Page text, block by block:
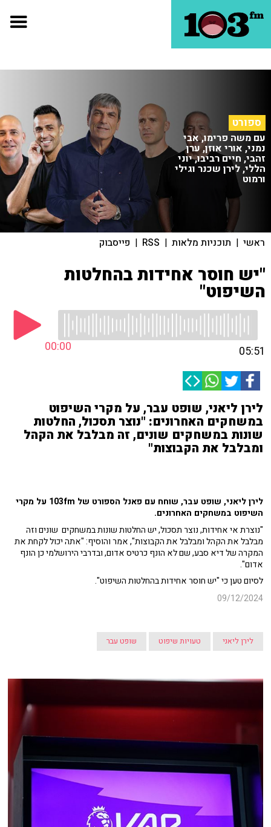
ספורט
עם משה פרימו, אבי
נמני, אורי אוזן, ערן
זהבי, חיים רביבו, יוני
הללי, לירן שכנר וגילי
ורמוט
ראשי | תוכניות מלאות |
RSS
| פייסבוק
"יש חוסר אחידות בהחלטות
השיפוט"
00:00 05:51
לירן ליאני, שופט עבר, על מקרי השיפוט
במשחקים האחרונים: "נוצר תסכול, החלטות
שונות במשחקים שונים, זה מבלבל את הקהל
ומבלבל את הקבוצות"
לירן ליאני, שופט עבר, שוחח עם פאנל הספורט של 103fm על מקרי
השיפוט במשחקים האחרונים.
"נוצרת אי אחידות, נוצר תסכול, יש החלטות שונות במשחקים שונים וזה
מבלבל את הקהל ומבלבל את הקבוצות", אמר והוסיף: "אתה יכול לקחת את
המקרה של דיא סבע, שם לא הונף כרטיס אדום, ובדרבי הירושלמי כן הונף
אדום".
לסיום טען כי "יש חוסר אחידות בהחלטות השיפוט".
09/12/2024
לירן ליאני טעויות שיפוט שופט עבר